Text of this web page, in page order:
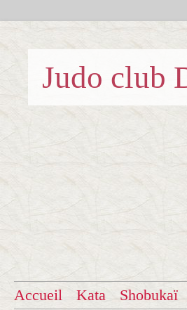
Judo club
Accueil Kata Shobukaï